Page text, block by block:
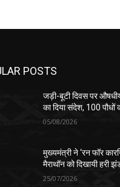
POSTS
जड़ी-बूटी दिवस पर
का दिया संदेश, 100 पौधों
05/08/2026
मुख्यमंत्री ने ‘रन फॉर
मैराथॉन को दिखायी हरी
25/07/2026